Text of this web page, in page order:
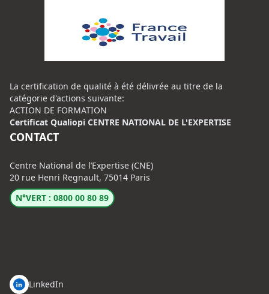
La certification de qualité à été délivrée au titre de la
catégorie d'actions suivante:
ACTION DE FORMATION
Certificat Qualiopi CENTRE NATIONAL DE L'EXPERTISE
CONTACT
Centre National de l’Expertise (CNE)
20 rue Henri Regnault, 75014 Paris
N°VERT : 0800 00 80 89
LinkedIn